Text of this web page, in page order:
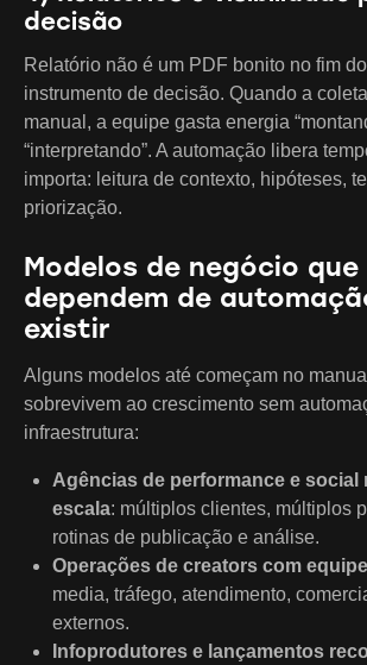
decisão
Relatório não é um PDF bonito no fim
instrumento de decisão. Quando a
manual, a equipe gasta energia
“interpretando”. A automação libera
importa: leitura de contexto, hipóteses,
priorização.
Modelos de negócio que
dependem de
existir
Alguns modelos até começam no
sobrevivem ao crescimento sem
infraestrutura:
Agências de performance e social
escala: múltiplos clientes, múltiplos
rotinas de publicação e análise.
Operações de creators com equipe
media, tráfego, atendimento,
externos.
Infoprodutores e lançamentos